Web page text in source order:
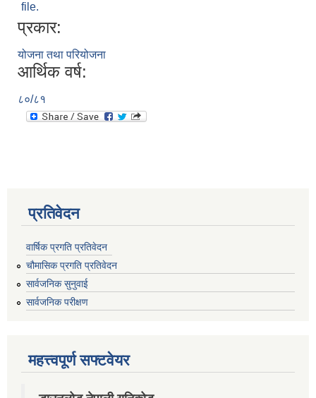
file.
प्रकार:
योजना तथा परियोजना
आर्थिक वर्ष:
८०/८१
प्रतिवेदन
वार्षिक प्रगति प्रतिवेदन
चौमासिक प्रगति प्रतिवेदन
सार्वजनिक सुनुवाई
सार्वजनिक परीक्षण
महत्त्वपूर्ण सफ्टवेयर